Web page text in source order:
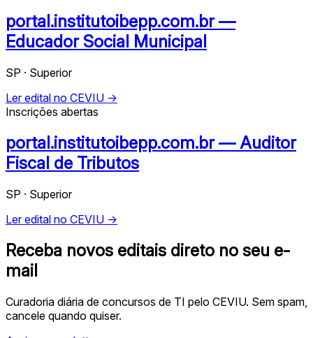
portal.institutoibepp.com.br —
Educador Social Municipal
SP · Superior
Ler edital no CEVIU →
Inscrições abertas
portal.institutoibepp.com.br — Auditor
Fiscal de Tributos
SP · Superior
Ler edital no CEVIU →
Receba novos editais direto no seu e-
mail
Curadoria diária de concursos de TI pelo CEVIU. Sem spam,
cancele quando quiser.